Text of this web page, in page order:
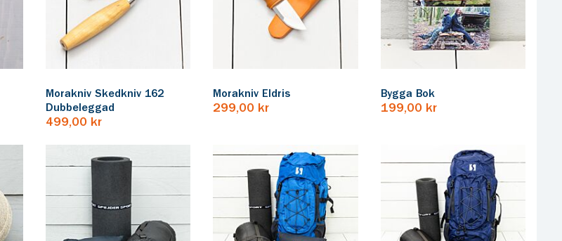
Morakniv Skedkniv 162
Dubbeleggad
499,00 kr
Morakniv Eldris
299,00 kr
Bygga Bok
199,00 kr